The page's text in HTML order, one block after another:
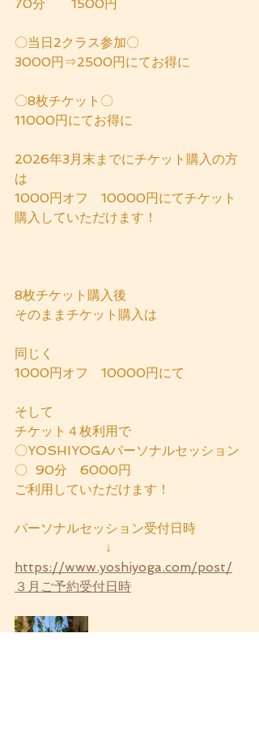
70分　　1500円
〇当日2クラス参加〇
3000円⇒2500円にてお得に
〇8枚チケット〇
11000円にてお得に
2026年3月末までにチケット購入の方
は
1000円オフ　10000円にてチケット
購入していただけます！
8枚チケット購入後
そのままチケット購入は
同じく
1000円オフ　10000円にて
そして
チケット４枚利用で
〇YOSHIYOGAパーソナルセッション
〇  90分　6000円
ご利用していただけます！
パーソナルセッション受付日時
↓
https://www.yoshiyoga.com/post/
３月ご予約受付日時